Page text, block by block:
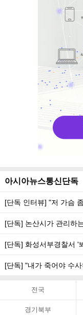
아시아뉴스통신단독
[단독 인터뷰] "저 가슴
[단독] 논산시가 관리하
[단독] 화성서부경찰서
[단독] "내가 죽어야 수
전국
경기북부